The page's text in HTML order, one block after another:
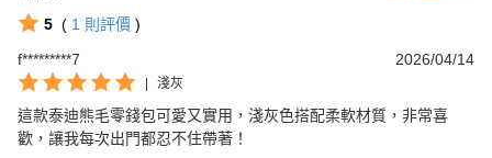
5 ( 1 則評價 )
f*********7
2026/04/14
| 淺灰
這款泰迪熊毛零錢包可愛又實用，淺灰色搭配柔軟材質，非常喜
歡，讓我每次出門都忍不住帶著！